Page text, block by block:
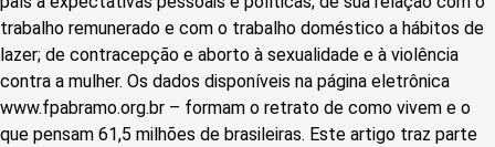
trabalho remunerado e com o trabalho doméstico a hábitos de
lazer; de contracepção e aborto à sexualidade e à violência
contra a mulher. Os dados disponíveis na página eletrônica
www.fpabramo.org.br – formam o retrato de como vivem e o
que pensam 61,5 milhões de brasileiras. Este artigo traz parte